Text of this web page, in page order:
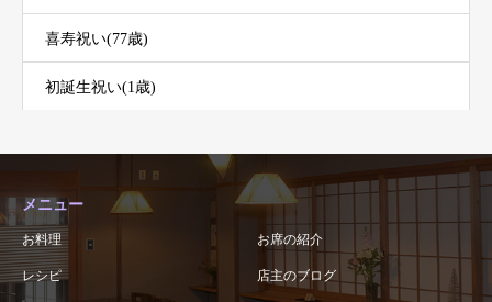
喜寿祝い(77歳)
初誕生祝い(1歳)
メニュー
お料理 お席の紹介
レシピ 店主のブログ